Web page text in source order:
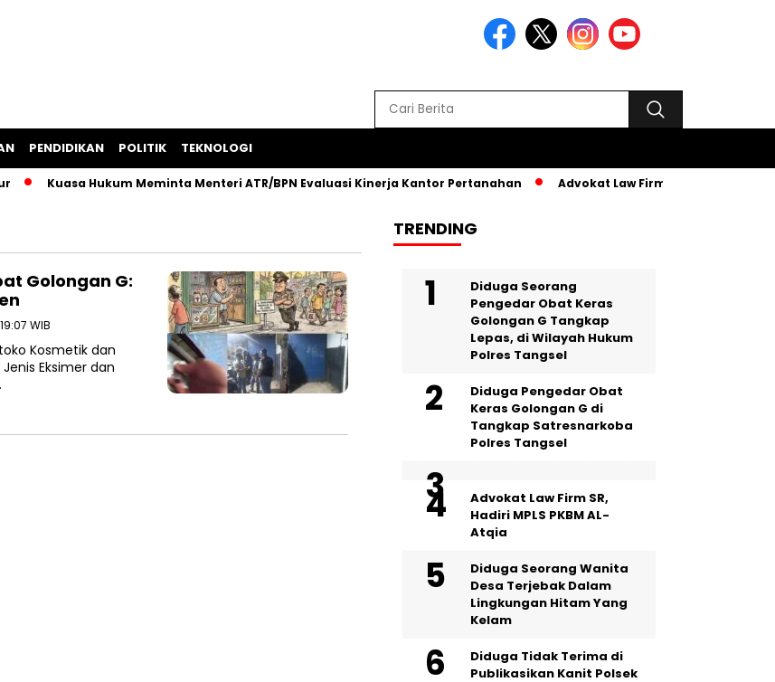
PENDIDIKAN POLITIK TEKNOLOGI
Kuasa Hukum Meminta Menteri ATR/BPN Evaluasi Kinerja Kantor Pertanahan Advokat Law Firm SR, Hadiri MPLS
Golongan G:
WIB
Kosmetik dan
Eksimer dan
TRENDING
‎Diduga Seorang
Pengedar Obat Keras
Golongan G Tangkap
Lepas, di Wilayah Hukum
Polres Tangsel
Diduga Pengedar Obat
Keras Golongan G di
Tangkap Satresnarkoba
Polres Tangsel
Advokat Law Firm SR,
Hadiri MPLS PKBM AL-
Atqia
‎Diduga Seorang Wanita
Desa Terjebak Dalam
Lingkungan Hitam Yang
Kelam
Diduga Tidak Terima di
Publikasikan Kanit Polsek